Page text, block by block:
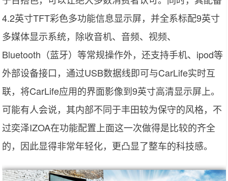
4.2英寸TFT彩色多功能信息显示屏，并全系标配9英寸
多媒体显示系统，除收音机、音频、视频、
Bluetooth（蓝牙）等常规操作外，还支持手机、ipod等
外部设备接口，通过USB数据线即可与CarLife实时互
联，将CarLife应用的界面影像到9英寸高清显示屏上。
可能有人会说，其内部不同于丰田较为保守的风格，不
过奕泽IZOA在功能配置上面这一次做得是比较的齐全
的，因此显得非常年轻化，更凸显了整车的科技感。